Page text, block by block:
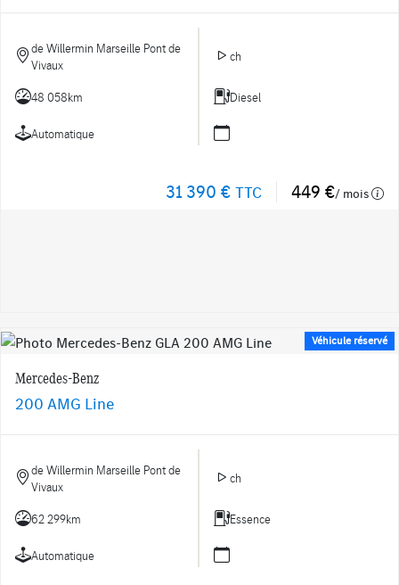
de Willermin Marseille Pont de
Vivaux
ch
48 058km Diesel
Automatique
31 390 € TTC 449 €/ mois
Véhicule réservé
Mercedes-Benz
200 AMG Line
de Willermin Marseille Pont de
Vivaux
ch
62 299km Essence
Automatique